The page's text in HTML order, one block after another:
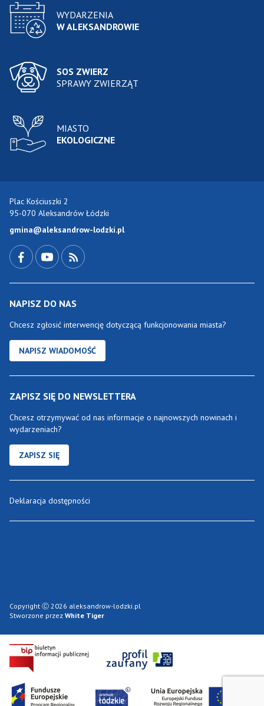
WYDARZENIA
W ALEKSANDROWIE
SOS ZWIERZ
SPRAWY ZWIERZĄT
MIASTO
EKOLOGICZNE
Plac Kościuszki 2
95-070 Aleksandrów Łódzki
gmina@aleksandrow-lodzki.pl
NAPISZ DO NAS
Chcesz zgłosić interwencję dotyczącą funkcjonowania miasta?
NAPISZ WIADOMOŚĆ
ZAPISZ SIĘ DO NEWSLETTERA
Chcesz otrzymywać od nas informacje o najnowszych nowinach i
wydarzeniach?
ZAPISZ SIĘ
Deklaracja dostępności
Copyright Ⓒ 2026 aleksandrow-lodzki.pl
Stworzone przez White Tiger